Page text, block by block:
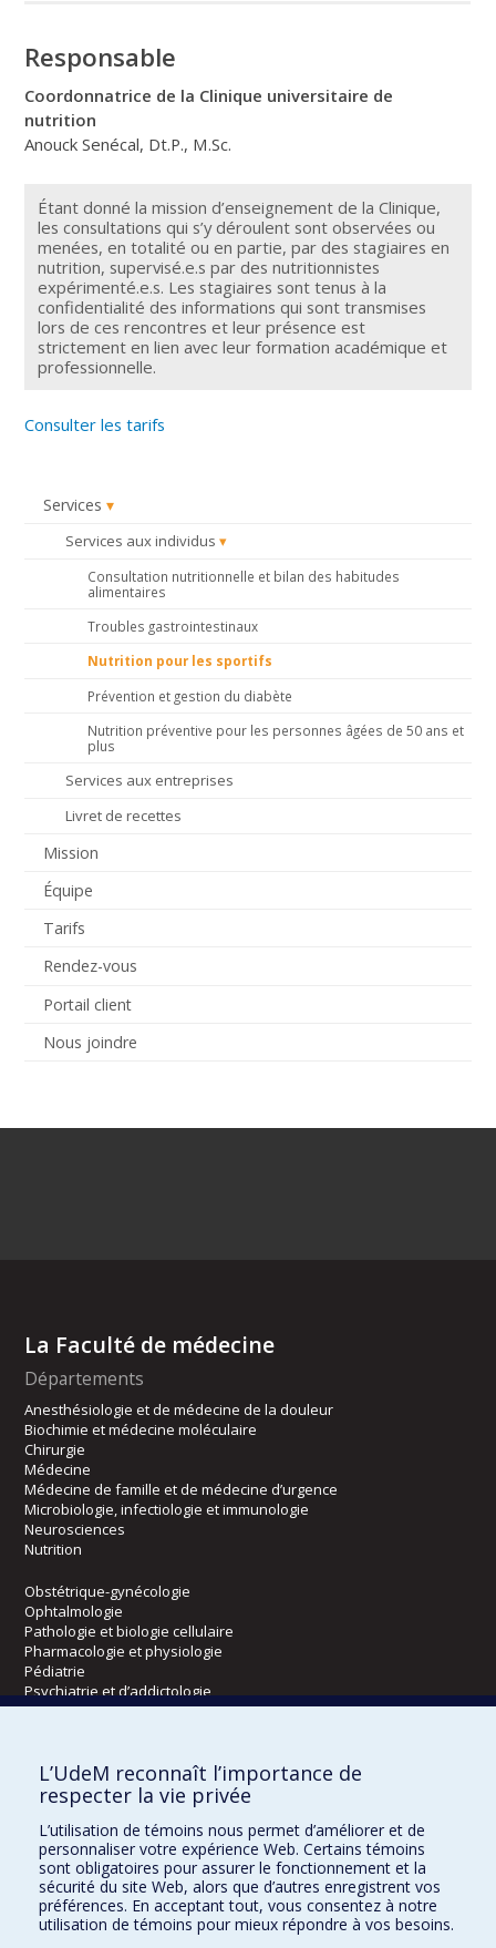
Services
Services aux individus
Consultation nutritionnelle et bilan des habitudes
alimentaires
Troubles gastrointestinaux
Nutrition pour les sportifs
Prévention et gestion du diabète
Nutrition préventive pour les personnes âgées de 50 ans et
plus
Services aux entreprises
Livret de recettes
Mission
Équipe
Tarifs
Rendez-vous
Portail client
Nous joindre
Responsable
Coordonnatrice de la Clinique universitaire de
nutrition
Anouck Senécal, Dt.P., M.Sc.
Étant donné la mission d’enseignement de la Clinique,
les consultations qui s’y déroulent sont observées ou
menées, en totalité ou en partie, par des stagiaires en
nutrition, supervisé.e.s par des nutritionnistes
expérimenté.e.s. Les stagiaires sont tenus à la
confidentialité des informations qui sont transmises
lors de ces rencontres et leur présence est
strictement en lien avec leur formation académique et
professionnelle.
Consulter les tarifs
La Faculté de médecine
Départements
Anesthésiologie et de médecine de la douleur
Biochimie et médecine moléculaire
Chirurgie
Médecine
Médecine de famille et de médecine d’urgence
Microbiologie, infectiologie et immunologie
Neurosciences
Nutrition
Obstétrique-gynécologie
Ophtalmologie
Pathologie et biologie cellulaire
Pharmacologie et physiologie
Pédiatrie
Psychiatrie et d’addictologie
Radiologie, radio-oncologie et médecine nucléaire
Écoles
Orthophonie et audiologie
Réadaptation
Directions
L’UdeM reconnaît l’importance de
respecter la vie privée
L’utilisation de témoins nous permet d’améliorer et de
personnaliser votre expérience Web. Certains témoins
sont obligatoires pour assurer le fonctionnement et la
sécurité du site Web, alors que d’autres enregistrent vos
préférences. En acceptant tout, vous consentez à notre
utilisation de témoins pour mieux répondre à vos besoins.